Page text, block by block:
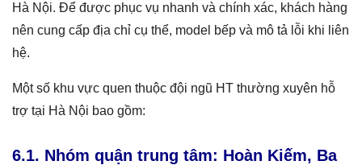
Hà Nội. Để được phục vụ nhanh và chính xác, khách hàng
nên cung cấp địa chỉ cụ thể, model bếp và mô tả lỗi khi liên
hệ.
Một số khu vực quen thuộc đội ngũ HT thường xuyên hỗ
trợ tại Hà Nội bao gồm:
6.1. Nhóm quận trung tâm: Hoàn Kiếm, Ba